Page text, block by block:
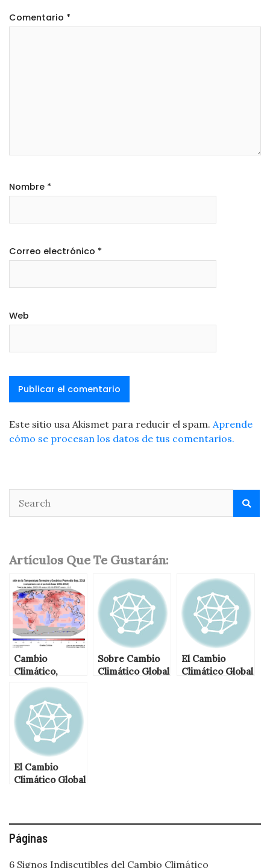
Comentario *
Nombre *
Correo electrónico *
Web
Este sitio usa Akismet para reducir el spam. Aprende
cómo se procesan los datos de tus comentarios.
Artículos Que Te Gustarán:
Cambio
Climático,
Global y Efecto
Invernadero
Sobre Cambio
Climático Global
El Cambio
Climático Global
El Cambio
Climático Global
Páginas
6 Signos Indiscutibles del Cambio Climático